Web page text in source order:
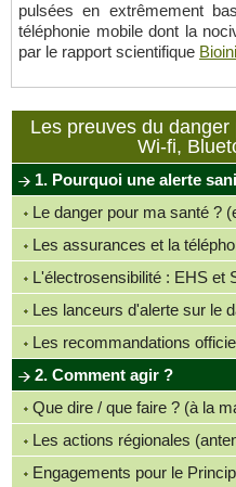
pulsées en extrêmement
téléphonie mobile dont la
par le rapport scientifique
Les preuves du
Wi-fi,
1. Pourquoi une alerte
Le danger pour ma santé ?
Les assurances et la
L'électrosensibilité : EHS et
Les lanceurs d'alerte sur le
Les recommandations
2. Comment agir ?
Que dire / que faire ? (à la
Les actions régionales
Engagements pour le